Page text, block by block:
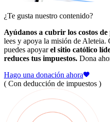
¿Te gusta nuestro contenido?
Ayúdanos a cubrir los costos
lees y apoya la misión de Aleteia.
puedes apoyarel sitio católico
reduces tus impuestos. Dona
Hago una donación ahora
( Con deducción de impuestos )